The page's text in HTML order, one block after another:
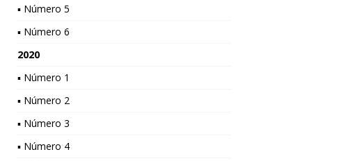
▪ Número 5
▪ Número 6
2020
▪ Número 1
▪ Número 2
▪ Número 3
▪ Número 4